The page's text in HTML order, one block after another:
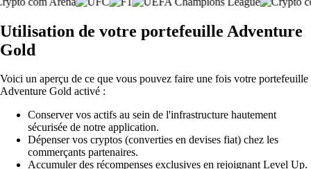
Utilisation de votre portefeuille Adventure
Gold
Voici un aperçu de ce que vous pouvez faire une fois votre portefeuille
Adventure Gold activé :
Conserver vos actifs au sein de l'infrastructure hautement
sécurisée de notre application.
Dépenser vos cryptos (converties en devises fiat) chez les
commerçants partenaires.
Accumuler des récompenses exclusives en rejoignant Level Up.